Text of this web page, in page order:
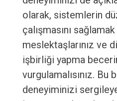
olarak, sistemlerin
çalışmasını
meslektaşlarınız ve
işbirliği yapma
vurgulamalısınız.
deneyiminizi